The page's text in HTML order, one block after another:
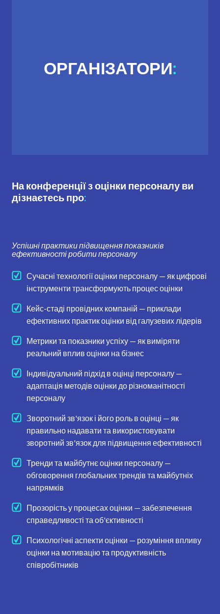
ОРГАНІЗАТОРИ:
На конференції з оцінки персоналу ви
дізнаєтесь про:
Успішні практики підвищення показників
ефективності робити персоналу
Сучасні технології оцінки персоналу — як цифрові
інструменти трансформують процес оцінки
Кейс-стаді провідних компаній — приклади
ефективних практик оцінки від галузевих лідерів
Метрики та показники успіху — як виміряти
реальний вплив оцінки на бізнес
Індивідуальний підхід в оцінці персоналу —
адаптація методів оцінки до різноманітності
персоналу
Зворотний зв'язок і його роль в оцінці — як
правильно надавати та використовувати
зворотний зв'язок для підвищення ефективності
Тренди та майбутнє оцінки персоналу —
обговорення глобальних трендів та майбутніх
напрямків
Прозорість у процесах оцінки — забезпечення
справедливості та об'єктивності
Психологічні аспекти оцінки — розуміння впливу
оцінки на мотивацію та продуктивність
співробітників